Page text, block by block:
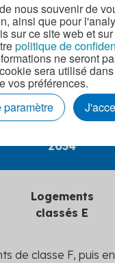
nous souvenir de
ainsi que pour
sur ce site web et sur
politique de
ne seront
sera utilisé
vos préférences.
paramètre
progressive de
les nouvelles
unDPE classé F
performance
les plus
2034
Logements
classés E
de classe F, puis en